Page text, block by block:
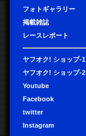
フォトギャラリー
掲載雑誌
レースレポート
ヤフオク! ショップ-1
ヤフオク! ショップ-2
Youtube
Facebook
twitter
Instagram